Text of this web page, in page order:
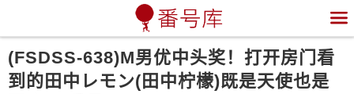

(FSDSS-638)M男优中头奖！打开房门看
到的田中レモン(田中柠檬)既是天使也是